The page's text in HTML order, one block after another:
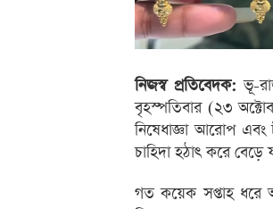
নিজস্ব প্রতিবেদক: ভূ-
বৃহস্পতিবার (২৩
নিষেধাজ্ঞা আরোপ এবং
চাহিদা হঠাৎ করে
গত কয়েক সপ্তাহ ধরে